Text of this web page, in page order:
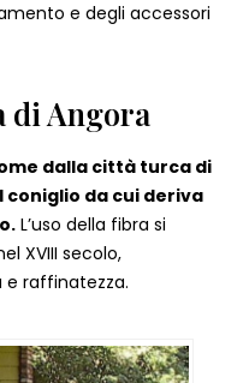
e degli accessori
di Angora
dalla città turca di
coniglio da cui deriva
L’uso della fibra si
XVIII secolo,
e raffinatezza.